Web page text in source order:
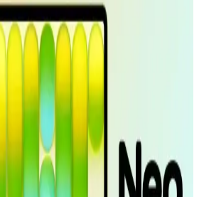
yüksek kaliteli TPU malzemeden
çizik ve darbelere karşı korur,
kolaylığı sağlar.
İncelemesi: iPhone İşlemcili
Bilgisayar
işlemcisiyle düşük maliyetli ve temel
eğitim ve günlük kullanım için ideal
Etkinliği: M5 İşlemcili
ve Yeni Kontrol Teknolojileri